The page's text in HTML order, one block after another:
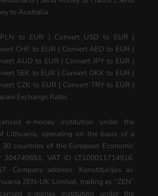
to Australia
to EUR | Convert USD to EUR |
CHF to EUR | Convert AED to EUR |
AUD to EUR | Convert JPY to EUR |
SEK to EUR | Convert DKK to EUR |
CZK to EUR | Convert TRY to EUR |
Exchange Rates
e-money institution under the
Lithuania, operating on the basis of a
countries of the European Economic
304749651, VAT ID LT100011714916.
Company address: Konstitucijos av.
ZEN-UK Limited, trading as “ZEN”
e-money institution under the